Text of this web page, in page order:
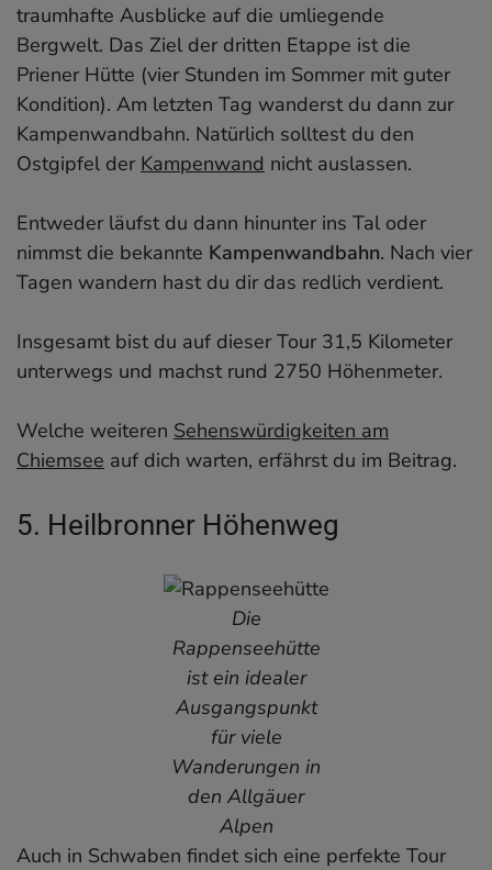
traumhafte Ausblicke auf die umliegende
Bergwelt. Das Ziel der dritten Etappe ist die
Priener Hütte (vier Stunden im Sommer mit guter
Kondition). Am letzten Tag wanderst du dann zur
Kampenwandbahn. Natürlich solltest du den
Ostgipfel der Kampenwand nicht auslassen.
Entweder läufst du dann hinunter ins Tal oder
nimmst die bekannte Kampenwandbahn. Nach vier
Tagen wandern hast du dir das redlich verdient.
Insgesamt bist du auf dieser Tour 31,5 Kilometer
unterwegs und machst rund 2750 Höhenmeter.
Welche weiteren Sehenswürdigkeiten am
Chiemsee auf dich warten, erfährst du im Beitrag.
5. Heilbronner Höhenweg
Die
Rappenseehütte
ist ein idealer
Ausgangspunkt
für viele
Wanderungen in
den Allgäuer
Alpen
Auch in Schwaben findet sich eine perfekte Tour